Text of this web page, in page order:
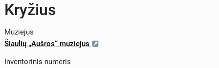
Kryžius
Muziejus
Šiaulių „Aušros“ muziejus
Inventorinis numeris